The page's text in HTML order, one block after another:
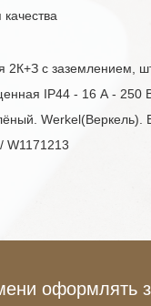
2К+З с заземлением,
IP44 - 16 А - 250
Werkel(Веркель).
W1171213
оформлять